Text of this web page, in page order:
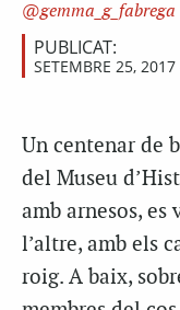
gemma_g_fabrega
PUBLICAT:
SETEMBRE 25,
Un centenar de
del Museu
amb arnesos,
l’altre, amb els
roig. A baix,